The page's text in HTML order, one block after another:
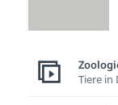
Tiere in